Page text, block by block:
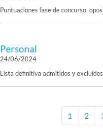
Puntuaciones fase de concurso,
Personal
24/06/2024
Lista definitiva admitidos y
1 2